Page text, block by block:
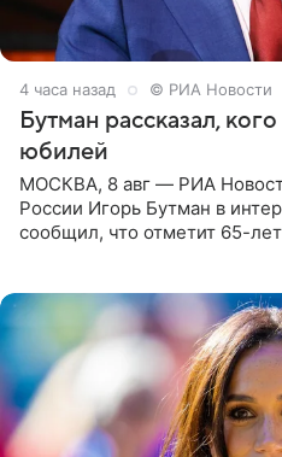
4 часа назад © РИА Новости
Бутман рассказал,
юбилей
МОСКВА, 8 авг — РИА
России Игорь Бутман в
сообщил, что отметит 65-